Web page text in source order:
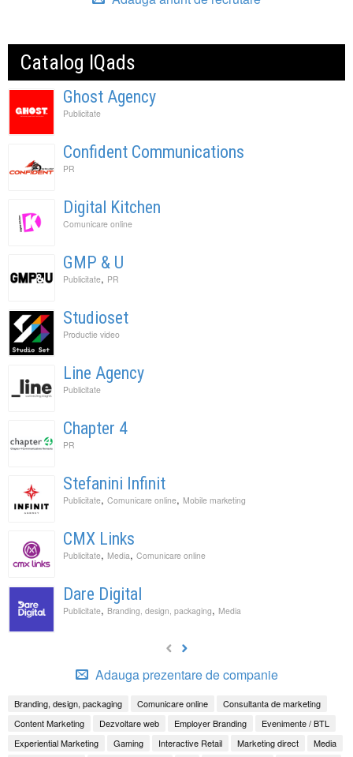
Catalog IQads
Ghost Agency
Publicitate
Confident Communications
PR
Digital Kitchen
Comunicare online
GMP & U
Publicitate, PR
Studioset
Productie video
Line Agency
Publicitate
Chapter 4
PR
Stefanini Infinit
Publicitate, Comunicare online, Mobile marketing
CMX Links
Publicitate, Media, Comunicare online
Dare Digital
Publicitate, Branding, design, packaging, Media
Adauga prezentare de companie
Branding, design, packaging Comunicare online
Consultanta de marketing
Content Marketing
Dezvoltare web Employer Branding
Evenimente / BTL
Experiential Marketing
Gaming Interactive Retail Marketing direct
Media